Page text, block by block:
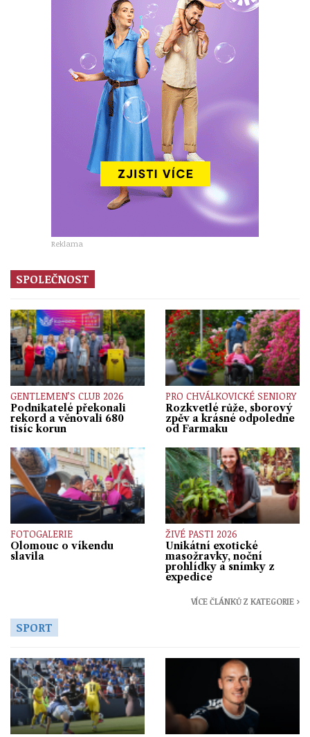
Reklama
SPOLEČNOST
GENTLEMEN’S CLUB 2026
Podnikatelé překonali
rekord a věnovali 680
tisíc korun
PRO CHVÁLKOVICKÉ SENIORY
Rozkvetlé růže, sborový
zpěv a krásné odpoledne
od Farmaku
FOTOGALERIE
Olomouc o víkendu
slavila
ŽIVÉ PASTI 2026
Unikátní exotické
masožravky, noční
prohlídky a snímky z
expedice
VÍCE ČLÁNKŮ Z KATEGORIE ›
SPORT